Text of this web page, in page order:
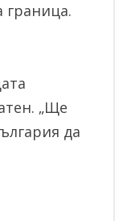
граница.
„Ще
да